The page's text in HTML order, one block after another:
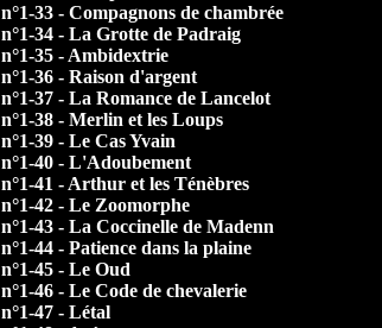
n°1-33 - Compagnons de chambrée
n°1-34 - La Grotte de Padraig
n°1-35 - Ambidextrie
n°1-36 - Raison d'argent
n°1-37 - La Romance de Lancelot
n°1-38 - Merlin et les Loups
n°1-39 - Le Cas Yvain
n°1-40 - L'Adoubement
n°1-41 - Arthur et les Ténèbres
n°1-42 - Le Zoomorphe
n°1-43 - La Coccinelle de Madenn
n°1-44 - Patience dans la plaine
n°1-45 - Le Oud
n°1-46 - Le Code de chevalerie
n°1-47 - Létal